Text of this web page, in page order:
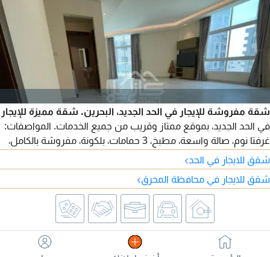
شقة مفروشة للإيجار في الحد الجديد، البحرين. شقة مميزة للإيجار
في الحد الجديد، بموقع ممتاز وقريب من جميع الخدمات. المواصفات:
غرفتا نوم، صالة واسعة، مطبخ، 3 حمامات، بلكونة، مفروشة بالكامل،
الإيجار: 320 دينار بحريني. للتواصل.
شقق للايجار في الحد›
شقق للايجار في محافظة المحرق›